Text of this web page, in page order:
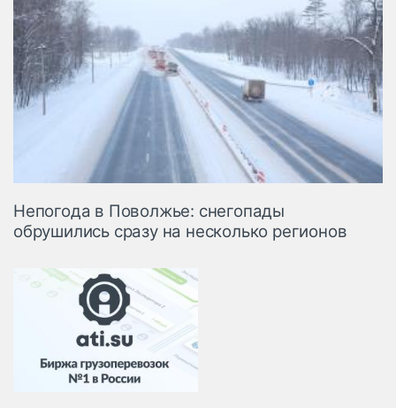
Топливо, масла и
автохимия
Дзен
Непогода в Поволжье: снегопады
обрушились сразу на несколько регионов